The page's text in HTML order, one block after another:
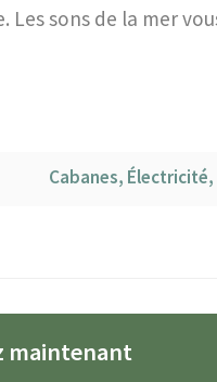
sons de la mer
Cabanes, Électricité,
maintenant